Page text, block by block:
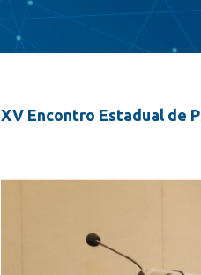
XV Encontro Estadual de